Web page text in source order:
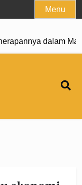
Menu
dalam